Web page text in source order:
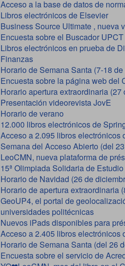
Acceso a la base de datos de
Libros electrónicos de Elsevier
Business Source Ultimate , nueva
Encuesta sobre el Buscador UPCT
Libros electrónicos en prueba de
Finanzas
Horario de Semana Santa (7-18
Encuesta sobre la página web del
Horario apertura extraordinaria
Presentación videorevista JovE
Horario de verano
12.000 libros electrónicos de
Acceso a 2.095 libros electrónicos
Semana del Acceso Abierto (del
LeoCMN, nueva plataforma de
15ª Olimpiada Solidaria de
Horario de Navidad (26 de
Horario de apertura extraordinaria
GeoUP4, el portal de
universidades politécnicas
Nuevos iPads disponibles para
Acceso a 2.405 libros electrónicos
Horario de Semana Santa (del 26
Encuesta sobre el servicio de